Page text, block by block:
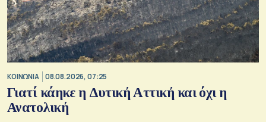
ΚΟΙΝΩΝΙΑ 08.08.2026, 07:25
Γιατί κάηκε η Δυτική Αττική και όχι η
Ανατολική